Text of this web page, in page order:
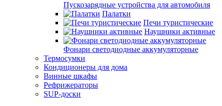
Пускозарядные устройства для автомобиля
Палатки
Печи туристические
Наушники активные
Фонари светодиодные аккумуляторные
Термосумки
Кондиционеры для дома
Винные шкафы
Рефрижераторы
SUP-доски